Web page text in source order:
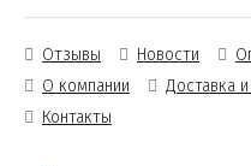
Отзывы Новости
О компании
Доставка
Контакты